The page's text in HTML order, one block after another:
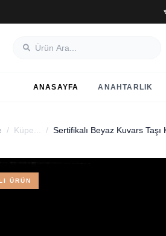
ANASAYFA ANAHTARLIK
/ Küpe... / Sertifikalı Beyaz Kuvars Taşı
ÜRÜN